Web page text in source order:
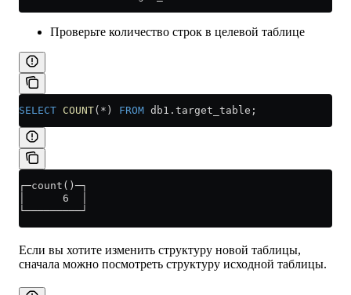
Проверьте количество строк в целевой таблице
SELECT COUNT( * ) FROM db1 . target_table ;
┌─count()─┐
│      6  │
└─────────┘
Если вы хотите изменить структуру новой таблицы,
сначала можно посмотреть структуру исходной таблицы.